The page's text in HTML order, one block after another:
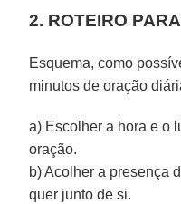
2. ROTEIRO
Esquema, como
minutos de oração
a) Escolher a hora e o
oração.
b) Acolher a presença
quer junto de si.